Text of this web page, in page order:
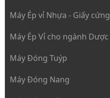
Máy Ép vỉ Nhựa - Giấy cứng
Máy Ép Vỉ cho ngành Dược
Máy Đóng Tuýp
Máy Đóng Nang